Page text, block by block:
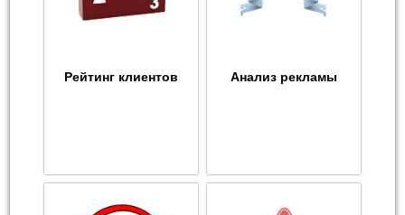
Рейтинг клиентов Анализ рекламы